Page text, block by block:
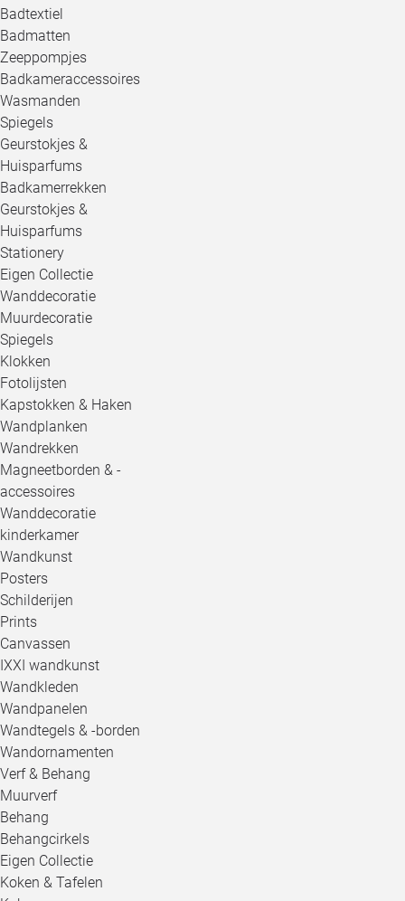
Badtextiel
Badmatten
Zeeppompjes
Badkameraccessoires
Wasmanden
Spiegels
Geurstokjes &
Huisparfums
Badkamerrekken
Geurstokjes &
Huisparfums
Stationery
Eigen Collectie
Wanddecoratie
Muurdecoratie
Spiegels
Klokken
Fotolijsten
Kapstokken & Haken
Wandplanken
Wandrekken
Magneetborden & -
accessoires
Wanddecoratie
kinderkamer
Wandkunst
Posters
Schilderijen
Prints
Canvassen
IXXI wandkunst
Wandkleden
Wandpanelen
Wandtegels & -borden
Wandornamenten
Verf & Behang
Muurverf
Behang
Behangcirkels
Eigen Collectie
Koken & Tafelen